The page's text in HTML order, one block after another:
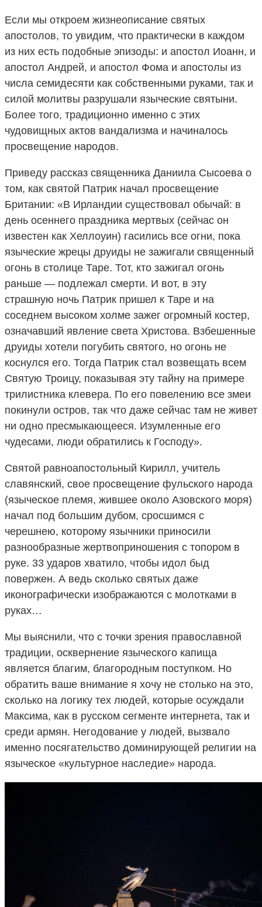
Если мы откроем жизнеописание святых
апостолов, то увидим, что практически в каждом
из них есть подобные эпизоды: и апостол Иоанн, и
апостол Андрей, и апостол Фома и апостолы из
числа семидесяти как собственными руками, так и
силой молитвы разрушали языческие святыни.
Более того, традиционно именно с этих
чудовищных актов вандализма и начиналось
просвещение народов.
Приведу рассказ священника Даниила Сысоева о
том, как святой Патрик начал просвещение
Британии: «В Ирландии существовал обычай: в
день осеннего праздника мертвых (сейчас он
известен как Хеллоуин) гасились все огни, пока
языческие жрецы друиды не зажигали священный
огонь в столице Таре. Тот, кто зажигал огонь
раньше — подлежал смерти. И вот, в эту
страшную ночь Патрик пришел к Таре и на
соседнем высоком холме зажег огромный костер,
означавший явление света Христова. Взбешенные
друиды хотели погубить святого, но огонь не
коснулся его. Тогда Патрик стал возвещать всем
Святую Троицу, показывая эту тайну на примере
трилистника клевера. По его повелению все змеи
покинули остров, так что даже сейчас там не живет
ни одно пресмыкающееся. Изумленные его
чудесами, люди обратились к Господу».
Святой равноапостольный Кирилл, учитель
славянский, свое просвещение фульского народа
(языческое племя, жившее около Азовского моря)
начал под большим дубом, сросшимся с
черешнею, которому язычники приносили
разнообразные жертвоприношения с топором в
руке. 33 ударов хватило, чтобы идол быд
повержен. А ведь сколько святых даже
иконографически изображаются с молотками в
руках…
Мы выяснили, что с точки зрения православной
традиции, осквернение языческого капища
является благим, благородным поступком. Но
обратить ваше внимание я хочу не столько на это,
сколько на логику тех людей, которые осуждали
Максима, как в русском сегменте интернета, так и
среди армян. Негодование у людей, вызвало
именно посягательство доминирующей религии на
языческое «культурное наследие» народа.